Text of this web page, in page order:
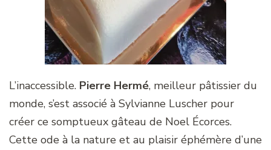
L’inaccessible. Pierre Hermé, meilleur pâtissier du
monde, s’est associé à Sylvianne Luscher pour
créer ce somptueux gâteau de Noel Écorces.
Cette ode à la nature et au plaisir éphémère d’une